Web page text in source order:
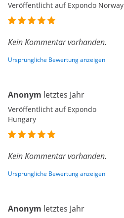
Veröffentlicht auf Expondo Norway
Kein Kommentar vorhanden.
Ursprüngliche Bewertung anzeigen
Anonym letztes Jahr
Veröffentlicht auf Expondo
Hungary
Kein Kommentar vorhanden.
Ursprüngliche Bewertung anzeigen
Anonym letztes Jahr